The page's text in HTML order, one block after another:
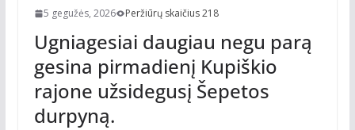
5 gegužės, 2026 Peržiūrų skaičius 218
Ugniagesiai daugiau negu parą
gesina pirmadienį Kupiškio
rajone užsidegusį Šepetos
durpyną.